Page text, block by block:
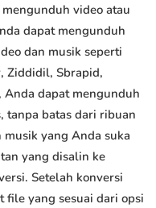
video atau
dapat mengunduh
dan musik seperti
Ziddidil, Sbrapid,
dapat mengunduh
tanpa batas dari ribuan
yang Anda suka
yang disalin ke
Setelah konversi
file yang sesuai dari opsi